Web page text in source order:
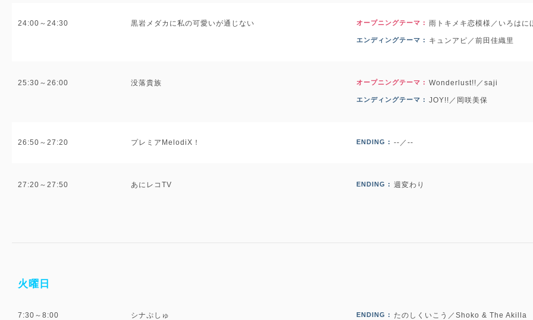
24:00～24:30 黒岩メダカに私の可愛いが通じない オープニングテーマ : 雨トキメキ恋模様／いろはに
エンディングテーマ : キュンアピ／前田佳織里
25:30～26:00 没落貴族 オープニングテーマ : Wonderlust!!／saji
エンディングテーマ : JOY!!／岡咲美保
26:50～27:20 プレミアMelodiX！ ENDING : --／--
27:20～27:50 あにレコTV ENDING : 週変わり
火曜日
7:30～8:00 シナぷしゅ ENDING : たのしくいこう／Shoko & The Akilla